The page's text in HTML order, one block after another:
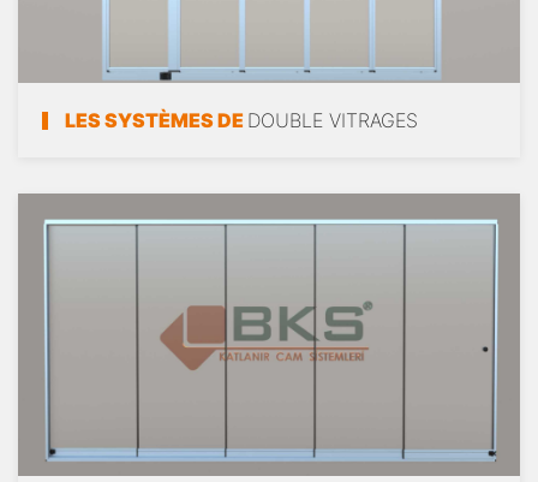
LES SYSTÈMES DE DOUBLE VITRAGES